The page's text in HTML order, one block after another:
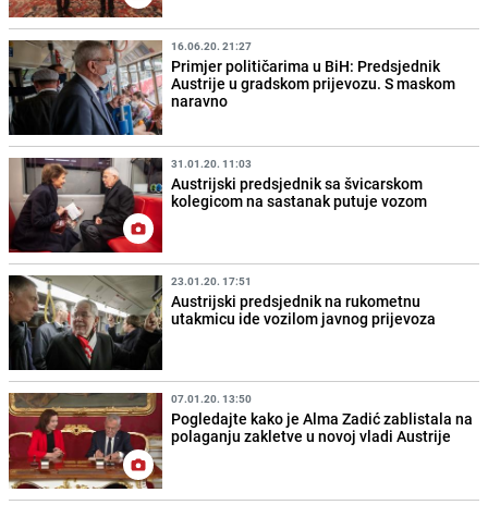
16.06.20. 21:27
Primjer političarima u BiH: Predsjednik
Austrije u gradskom prijevozu. S maskom
naravno
31.01.20. 11:03
Austrijski predsjednik sa švicarskom
kolegicom na sastanak putuje vozom
23.01.20. 17:51
Austrijski predsjednik na rukometnu
utakmicu ide vozilom javnog prijevoza
07.01.20. 13:50
Pogledajte kako je Alma Zadić zablistala na
polaganju zakletve u novoj vladi Austrije